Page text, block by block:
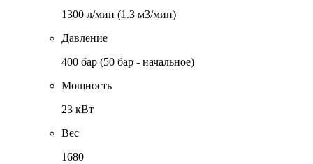
1300 л/мин (1.3 м3/мин)
Давление
400 бар (50 бар - начальное)
Мощность
23 кВт
Вес
1680